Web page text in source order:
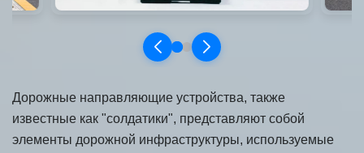
Дорожные направляющие устройства, также
известные как "солдатики", представляют собой
элементы дорожной инфраструктуры, используемые